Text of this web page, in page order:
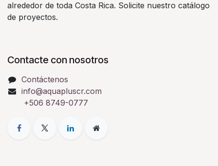
alrededor de toda Costa Rica. Solicite nuestro catálogo
de proyectos.
Contacte con nosotros
Contáctenos
info@aquapluscr.com
+506 8749-0777